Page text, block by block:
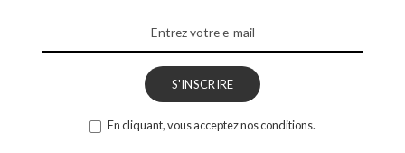
S'INSCRIRE
En cliquant, vous acceptez nos conditions.